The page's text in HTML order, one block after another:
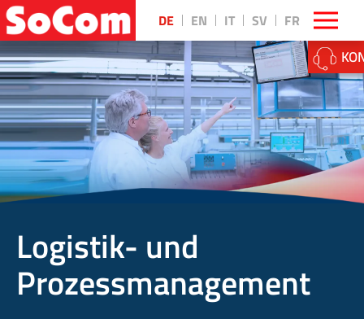
DE EN IT SV FR
Logistik- und
Prozessmanagement